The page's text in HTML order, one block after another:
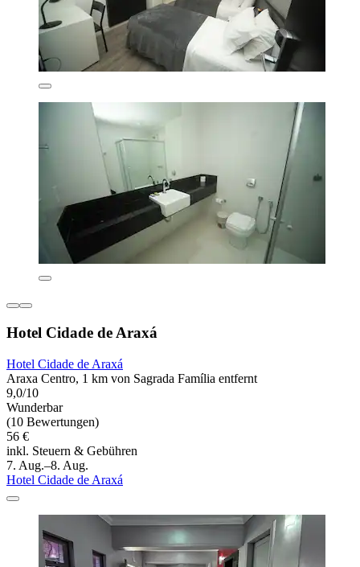
Hotel Cidade de Araxá
Hotel Cidade de Araxá
Araxa Centro, 1 km von Sagrada Família entfernt
9,0/10
Wunderbar
(10 Bewertungen)
56 €
inkl. Steuern & Gebühren
7. Aug.–8. Aug.
Hotel Cidade de Araxá